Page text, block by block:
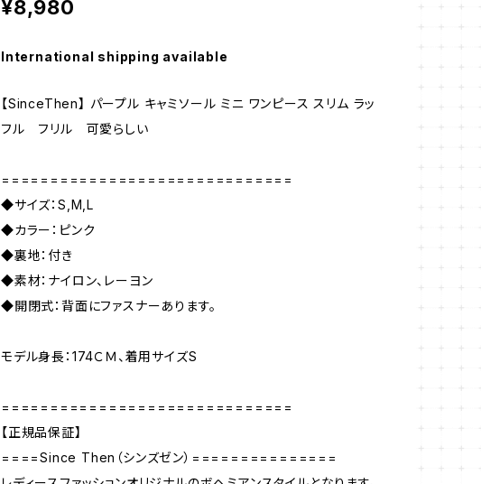
¥8,980
International shipping available
【SinceThen】 パープル キャミソール ミニ ワンピース スリム ラッ
フル フリル 可愛らしい
==============================
◆サイズ：S,M,L
◆カラー：ピンク
◆裏地：付き
◆素材：ナイロン、レーヨン
◆開閉式：背面にファスナーあります。
モデル身長：174ＣＭ、着用サイズS
==============================
【正規品保証】
====Since Then（シンズゼン）===============